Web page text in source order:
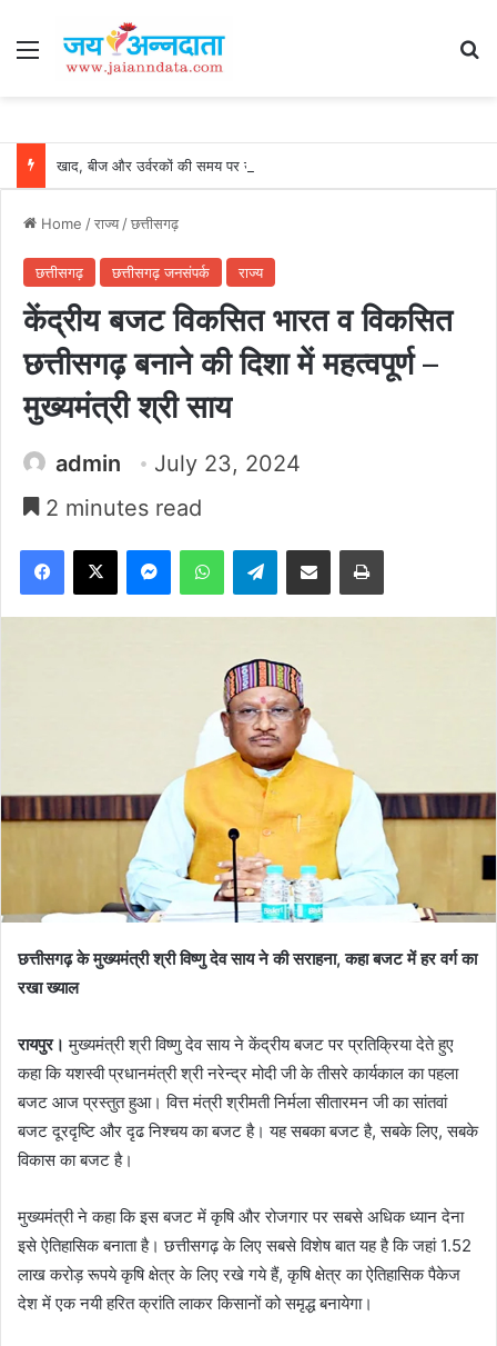
Menu
Home /राज्य/छत्तीसगढ़
छत्तीसगढ़ छत्तीसगढ़ जनसंपर्क राज्य
केंद्रीय बजट विकसित भारत व विकसित
छत्तीसगढ़ बनाने की दिशा में महत्वपूर्ण –
मुख्यमंत्री श्री साय
admin
July 23, 2024
2 minutes read
Facebook
X MessengerWhatsAppTelegramShare via Email Print
छत्तीसगढ़ के मुख्यमंत्री श्री विष्णु देव साय ने की सराहना, कहा बजट में हर वर्ग का
रखा ख्याल
रायपुर। मुख्यमंत्री श्री विष्णु देव साय ने केंद्रीय बजट पर प्रतिक्रिया देते हुए
कहा कि यशस्वी प्रधानमंत्री श्री नरेन्द्र मोदी जी के तीसरे कार्यकाल का पहला
बजट आज प्रस्तुत हुआ। वित्त मंत्री श्रीमती निर्मला सीतारमन जी का सांतवां
बजट दूरदृष्टि और दृढ निश्चय का बजट है। यह सबका बजट है, सबके लिए, सबके
विकास का बजट है।
मुख्यमंत्री ने कहा कि इस बजट में कृषि और रोजगार पर सबसे अधिक ध्यान देना
इसे ऐतिहासिक बनाता है। छत्तीसगढ़ के लिए सबसे विशेष बात यह है कि जहां 1.52
लाख करोड़ रूपये कृषि क्षेत्र के लिए रखे गये हैं, कृषि क्षेत्र का ऐतिहासिक पैकेज
देश में एक नयी हरित क्रांति लाकर किसानों को समृद्ध बनायेगा।